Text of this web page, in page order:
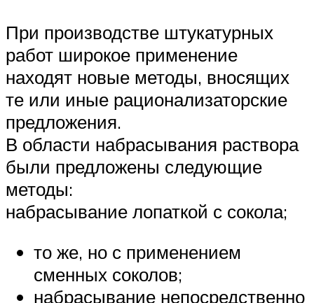
При производстве штукатурных
работ широкое применение
находят новые методы, вносящих
те или иные рационализаторские
предложения.
В области набрасывания раствора
были предложены следующие
методы:
набрасывание лопаткой с сокола;
то же, но с применением
сменных соколов;
набрасывание непосредственно